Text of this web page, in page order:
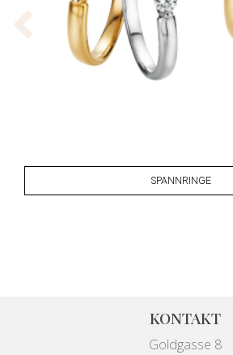
SPANNRINGE
KONTAKT
Goldgasse 8